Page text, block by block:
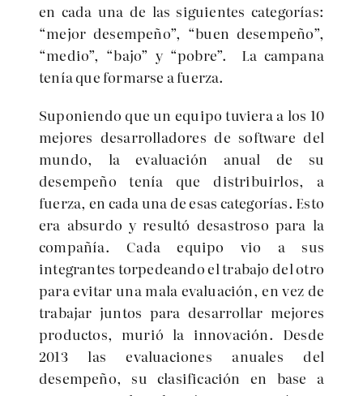
en cada una de las siguientes categorías:
“mejor desempeño”, “buen desempeño”,
“medio”, “bajo” y “pobre”. La campana
tenía que formarse a fuerza.
Suponiendo que un equipo tuviera a los 10
mejores desarrolladores de software del
mundo, la evaluación anual de su
desempeño tenía que distribuirlos, a
fuerza, en cada una de esas categorías. Esto
era absurdo y resultó desastroso para la
compañía. Cada equipo vio a sus
integrantes torpedeando el trabajo del otro
para evitar una mala evaluación, en vez de
trabajar juntos para desarrollar mejores
productos, murió la innovación. Desde
2013 las evaluaciones anuales del
desempeño, su clasificación en base a